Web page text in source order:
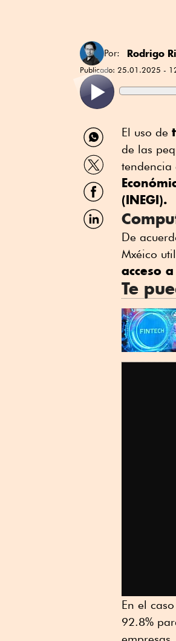
Por: Rodrigo
Publicado: 25.01.2025 -
Compartir
por
WhatsApp
Compartir
por
Twitter
Compartir
por
Facebook
Compartir
por
El uso de
de las
tendencia
(INEGI).
De
Mxéico
acceso
Te
En el
92.8%